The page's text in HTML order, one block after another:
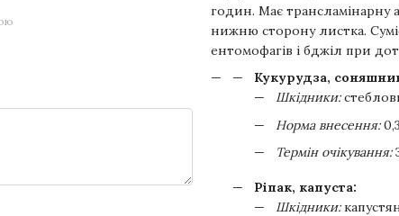
годин. Має трансламінарну
нижню сторону листка.
ентомофагів і бджіл при
Кукурудза,
Шкідники:
Норма внесення:
Термін очікування:
Ріпак, капуста:
Шкідники: